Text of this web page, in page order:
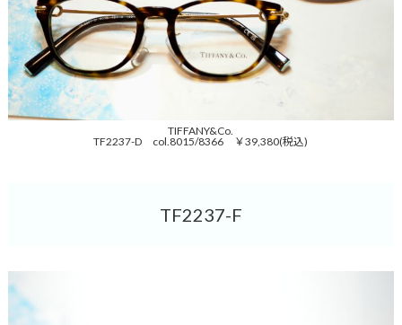
TIFFANY&Co.
TF2237-D col.8015/8366 ￥39,380(税込)
TF2237-F